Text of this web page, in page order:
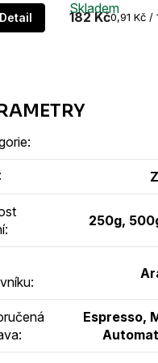
Detail
Skladem
182 KčMěrná
0,91 Kč /
:
:
:
250g,
:
:
Espresso,